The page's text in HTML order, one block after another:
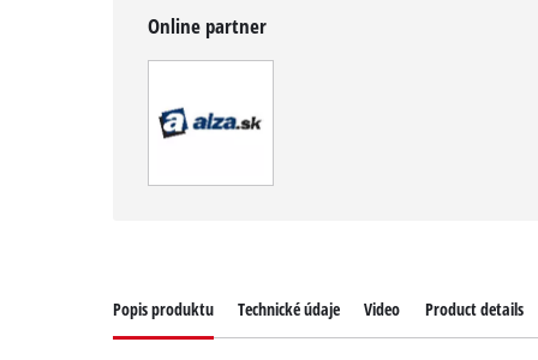
Online partner
Popis produktu Technické údaje Video Product details